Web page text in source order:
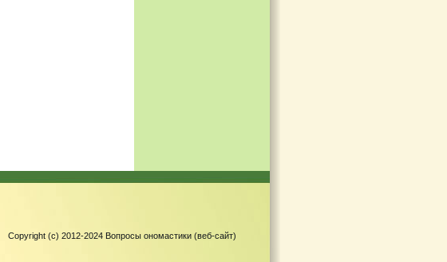
Copyright (c) 2012-2024 Вопросы ономастики (веб-сайт)